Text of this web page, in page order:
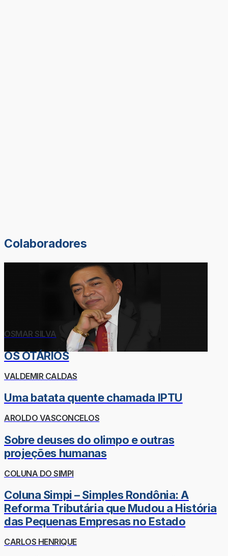
Colaboradores
OSMAR SILVA
OS OTÁRIOS
VALDEMIR CALDAS
Uma batata quente chamada IPTU
AROLDO VASCONCELOS
Sobre deuses do olimpo e outras
projeções humanas
COLUNA DO SIMPI
Coluna Simpi – Simples Rondônia: A
Reforma Tributária que Mudou a História
das Pequenas Empresas no Estado
CARLOS HENRIQUE